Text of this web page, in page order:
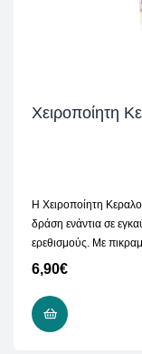
Χειροποίητη
Η Χειροποίητη
δράση ενάντια σε
ερεθισμούς. Με
6,90€